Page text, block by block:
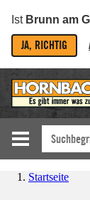
Ist Brunn am
JA, RICHTIG
Startseite